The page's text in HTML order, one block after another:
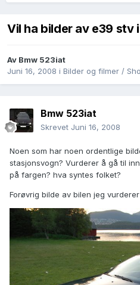
Vil ha bilder av e39
Av Bmw 523iat
Juni 16, 2008 i Bilder og filmer /
Bmw 523iat
Skrevet Juni 16, 2008
Noen som har noen ordentlige
stasjonsvogn? Vurderer å gå til
på fargen? hva syntes folket?
Forøvrig bilde av bilen jeg